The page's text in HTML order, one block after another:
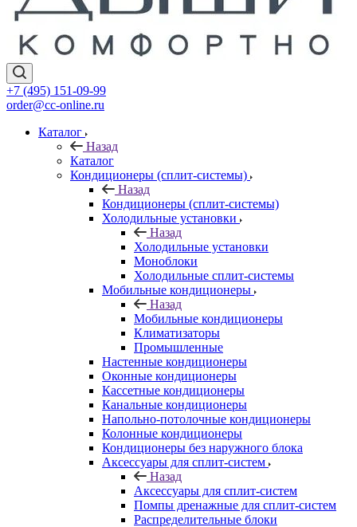
+7 (495) 151-09-99
order@cc-online.ru
Каталог
Назад
Каталог
Кондиционеры (сплит-системы)
Назад
Кондиционеры (сплит-системы)
Холодильные установки
Назад
Холодильные установки
Моноблоки
Холодильные сплит-системы
Мобильные кондиционеры
Назад
Мобильные кондиционеры
Климатизаторы
Промышленные
Настенные кондиционеры
Оконные кондиционеры
Кассетные кондиционеры
Канальные кондиционеры
Напольно-потолочные кондиционеры
Колонные кондиционеры
Кондиционеры без наружного блока
Аксессуары для сплит-систем
Назад
Аксессуары для сплит-систем
Помпы дренажные для сплит-систем
Распределительные блоки